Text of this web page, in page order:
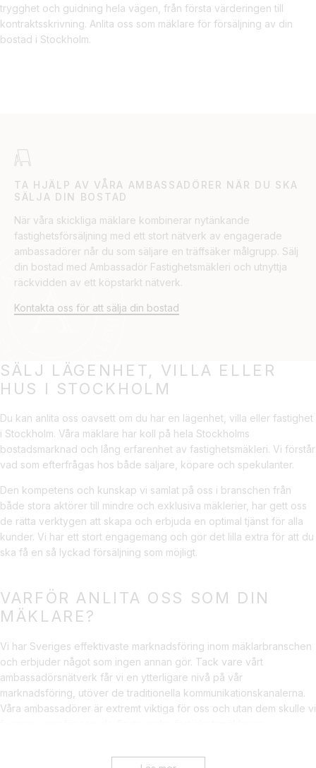
trygghet och guidning hela vägen, från första värderingen till
kontraktsskrivning. Anlita oss som mäklare för försäljning av din
bostad i Stockholm.
TA HJÄLP AV VÅRA AMBASSADÖRER NÄR DU SKA
SÄLJA DIN BOSTAD
När våra skickliga mäklare kombinerar nytänkande
fastighetsförsäljning med ett stort nätverk av engagerade
ambassadörer når du som säljare en träffsäker målgrupp. Sälj
din bostad med Ambassadör Fastighetsmäkleri och utnyttja
räckvidden av ett köpstarkt nätverk.
Kontakta oss för att sälja din bostad
SÄLJ LÄGENHET, VILLA ELLER
HUS I STOCKHOLM
Du kan anlita oss oavsett om du har en lägenhet, villa eller fastighet
i Stockholm. Våra mäklare har koll på hela Stockholms
bostadsmarknad och lång erfarenhet av fastighetsmäkleri. Vi förstår
vad som efterfrågas hos både säljare, köpare och spekulanter.
Den kompetens och kunskap vi samlat på oss i branschen från
både stora aktörer till mindre och exklusiva mäklerier, har gett oss
de rätta verktygen att skapa och erbjuda en optimal tjänst för alla
kunder. Vi har ett stort engagemang och gör det lilla extra för att du
ska få en så lyckad försäljning som möjligt.
VARFÖR ANLITA OSS SOM DIN
MÄKLARE?
Vi har Sveriges effektivaste marknadsföring inom mäklarbranschen
och erbjuder något som ingen annan gör. Tack vare vårt
ambassadörsnätverk får vi en ytterligare nivå på vår
marknadsföring, utöver de traditionella kommunikationskanalerna.
Våra ambassadörer är extremt viktiga för oss och utan dem skulle vi